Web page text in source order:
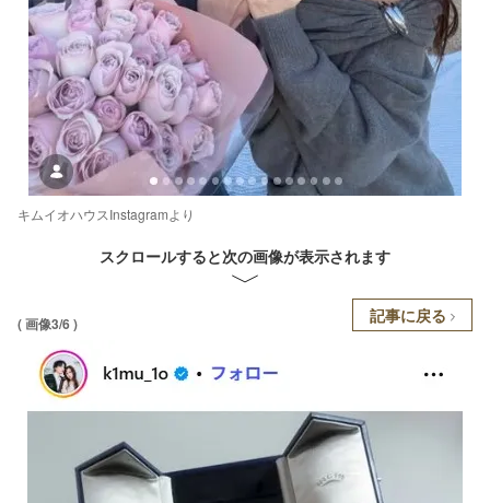
キムイオハウスInstagramより
スクロールすると次の画像が表示されます
( 画像3/6 ) 記事に戻る